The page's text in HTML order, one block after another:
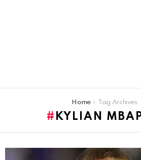
Home Tag Archives: Kylian
KYLIAN